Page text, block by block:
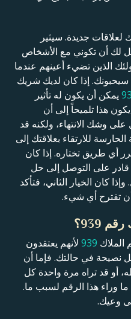
لعلاقات جديدة. سيثير
لك أن تكوني مع الأشخاص
الذين تضيء أعينهم عندما
إذا كان لديك شريك
يمكن أن يكون له تأثير
هذا تلميحاً إلى أن
على وشك الانتهاء، ولكنه قد
للارتقاء بعلاقتك إلى
أي طريق تختاره. إذا كان
قادر على التوصل إلى حل
كان الخيار الثاني، فتأكد
تقترح أي شيء.
939؟
الملاك 939 لأنهم يعتقدون
نصيحة في حالتك. فإما أن
أو قد تراه مرة واحدة كل
وراء هذا الرقم لسبب ما.
وعيك.